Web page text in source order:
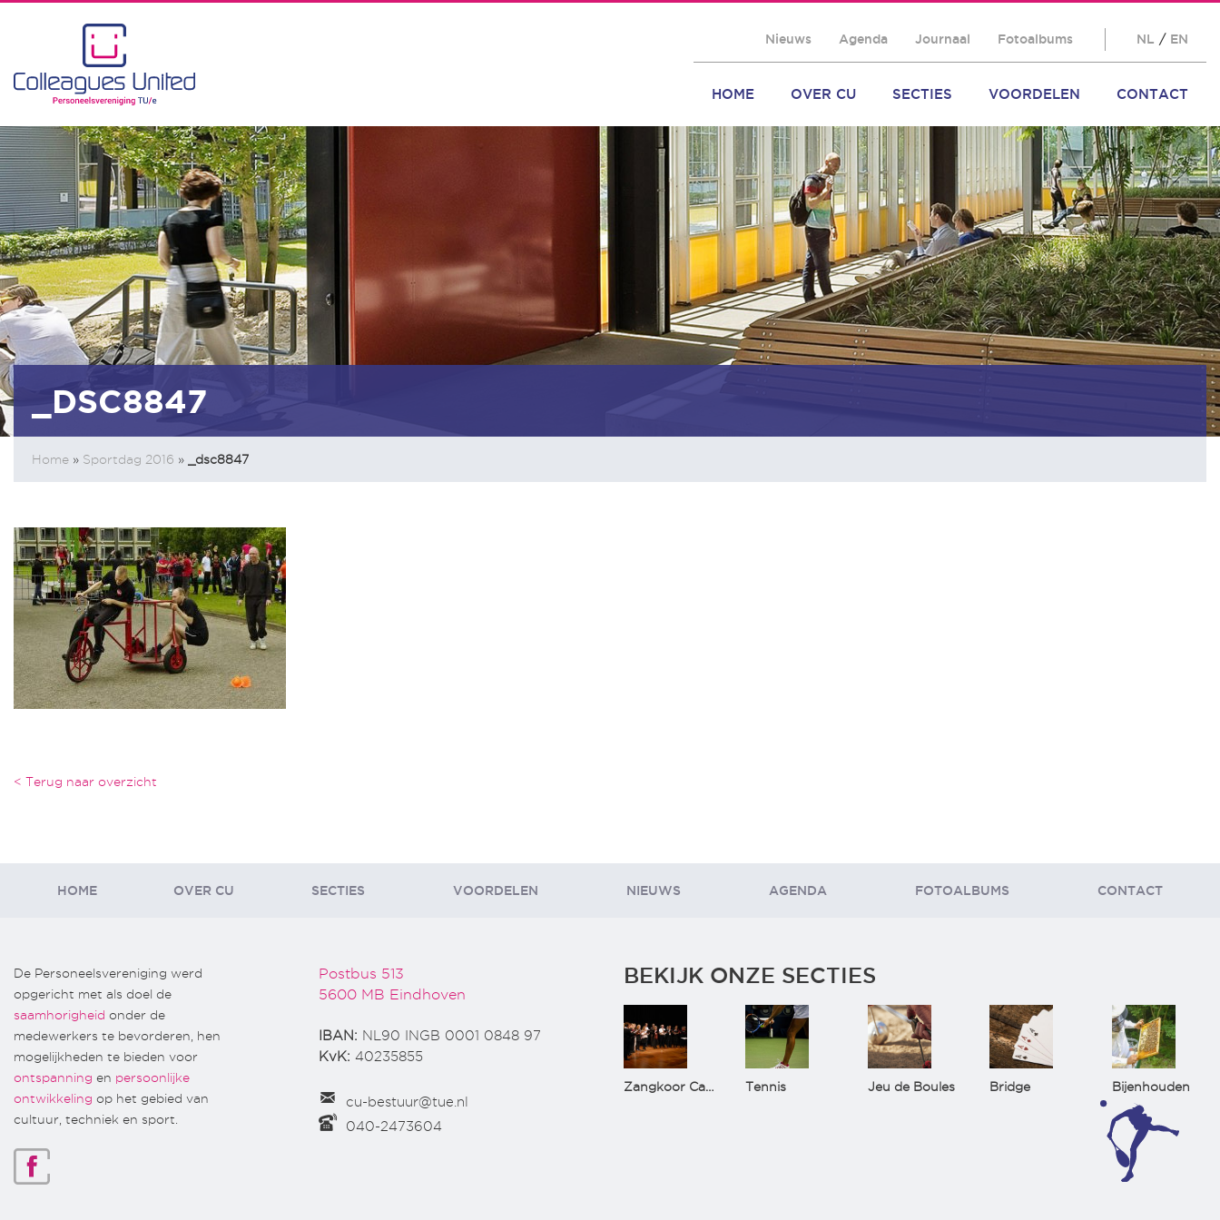
Nieuws Agenda Journaal Fotoalbums NL / EN
HOME OVER CU SECTIES VOORDELEN CONTACT
_DSC8847
Home » Sportdag 2016 » _dsc8847
< Terug naar overzicht
HOME OVER CU SECTIES VOORDELEN NIEUWS AGENDA FOTOALBUMS CONTACT
De Personeelsvereniging werd
opgericht met als doel de
saamhorigheid onder de
medewerkers te bevorderen, hen
mogelijkheden te bieden voor
ontspanning en persoonlijke
ontwikkeling op het gebied van
cultuur, techniek en sport.
Postbus 513
5600 MB Eindhoven
IBAN: NL90 INGB 0001 0848 97
KvK: 40235855
cu-bestuur@tue.nl
040-2473604
BEKIJK ONZE SECTIES
Zangkoor CantaTu Tennis Jeu de Boules Bridge Bijenhouden